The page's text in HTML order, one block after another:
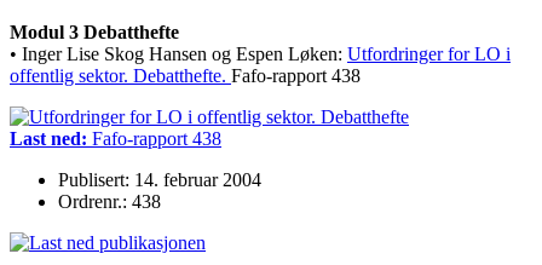
Modul 3 Debatthefte
• Inger Lise Skog Hansen og Espen Løken: Utfordringer for LO i
offentlig sektor. Debatthefte. Fafo-rapport 438
Last ned: Fafo-rapport 438
Publisert: 14. februar 2004
Ordrenr.: 438